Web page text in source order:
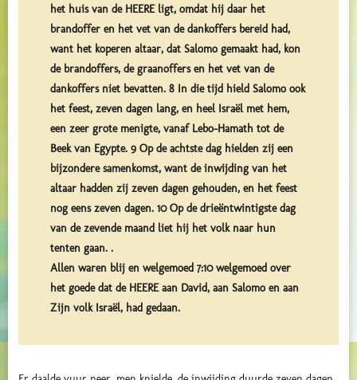
het huis van de HEERE ligt, omdat hij daar het
brandoffer en het vet van de dankoffers bereid had,
want het koperen altaar, dat Salomo gemaakt had, kon
de brandoffers, de graanoffers en het vet van de
dankoffers niet bevatten. 8 In die tijd hield Salomo ook
het feest, zeven dagen lang, en heel Israël met hem,
een zeer grote menigte, vanaf Lebo-Hamath tot de
Beek van Egypte. 9 Op de achtste dag hielden zij een
bijzondere samenkomst, want de inwijding van het
altaar hadden zij zeven dagen gehouden, en het feest
nog eens zeven dagen. 10 Op de drieëntwintigste dag
van de zevende maand liet hij het volk naar hun
tenten gaan. .
Allen waren blij en welgemoed 7:10 welgemoed over
het goede dat de HEERE aan David, aan Salomo en aan
Zijn volk Israël, had gedaan.